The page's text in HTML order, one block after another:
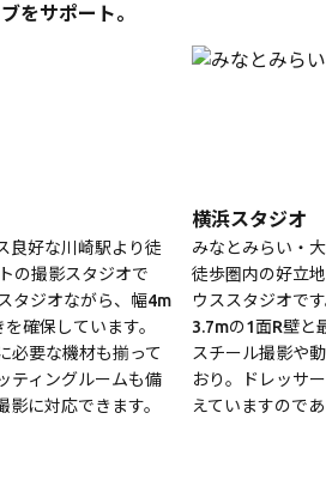
をサポート。
良好な川崎駅より徒
の撮影スタジオで
タジオながら、幅4m
確保しています。
必要な機材も揃って
ティングルームも備
影に対応できます。
横浜スタジオ
みなとみらい・
徒歩圏内の好立
ウススタジオで
3.7mの1面R壁と
スチール撮影や
おり。ドレッサ
えていますので